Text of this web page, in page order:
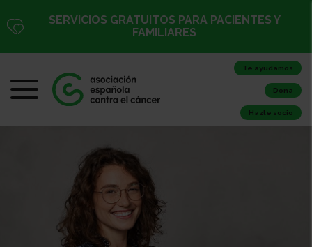
SERVICIOS GRATUITOS PARA PACIENTES Y
FAMILIARES
Te ayudamos
Dona
Hazte socio